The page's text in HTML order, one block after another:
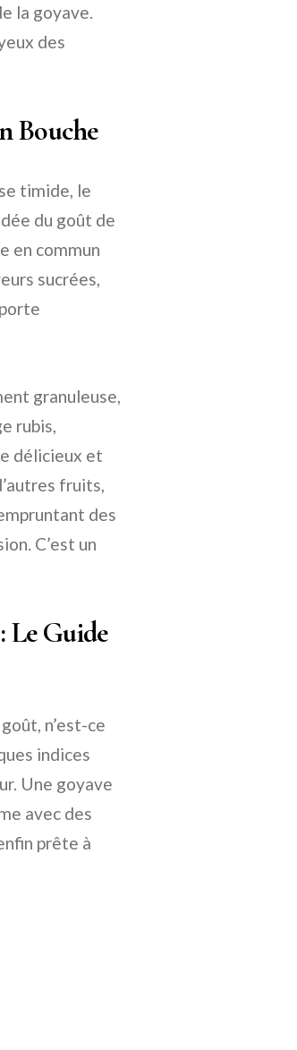
la goyave.
des
Bouche
timide, le
du goût de
en commun
sucrées,
granuleuse,
rubis,
délicieux et
fruits,
des
C’est un
Le Guide
n’est-ce
indices
Une goyave
avec des
prête à